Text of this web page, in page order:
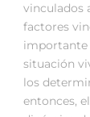
vinculados
factores
importante
situación
los
entonces,